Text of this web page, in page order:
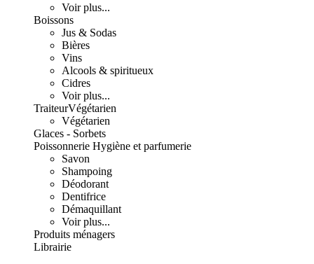
Voir plus...
Boissons
Jus & Sodas
Bières
Vins
Alcools & spiritueux
Cidres
Voir plus...
TraiteurVégétarien
Végétarien
Glaces - Sorbets
Poissonnerie Hygiène et parfumerie
Savon
Shampoing
Déodorant
Dentifrice
Démaquillant
Voir plus...
Produits ménagers
Librairie